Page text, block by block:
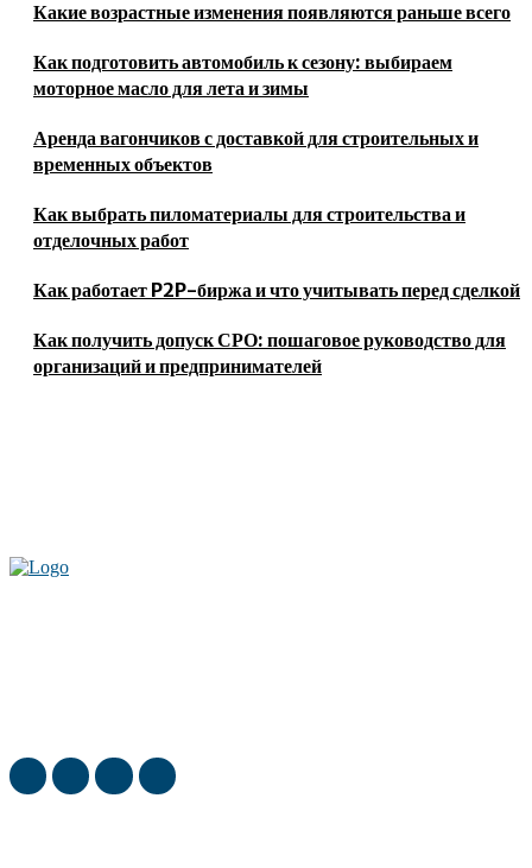
Какие возрастные изменения появляются раньше всего
Как подготовить автомобиль к сезону: выбираем
моторное масло для лета и зимы
Аренда вагончиков с доставкой для строительных и
временных объектов
Как выбрать пиломатериалы для строительства и
отделочных работ
Как работает P2P-биржа и что учитывать перед сделкой
Как получить допуск СРО: пошаговое руководство для
организаций и предпринимателей